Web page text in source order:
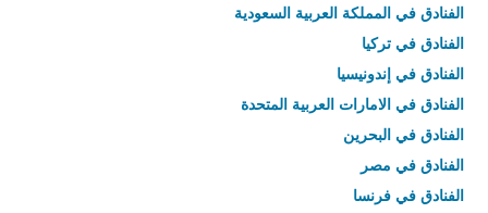
الفنادق في المملكة العربية السعودية
الفنادق في تركيا
الفنادق في إندونيسيا
الفنادق في الامارات العربية المتحدة
الفنادق في البحرين
الفنادق في مصر
الفنادق في فرنسا